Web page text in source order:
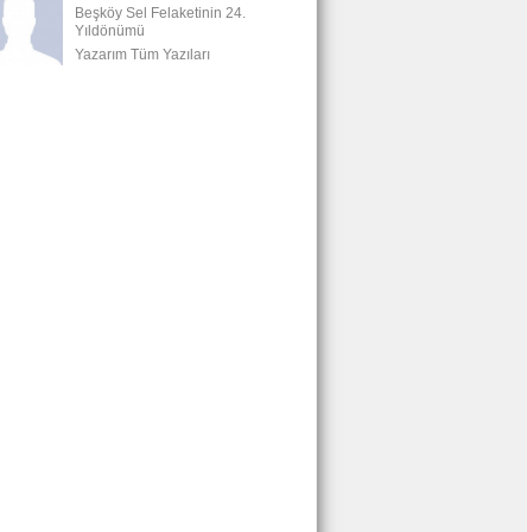
Beşköy Sel Felaketinin 24.
Yıldönümü
Yazarım Tüm Yazıları